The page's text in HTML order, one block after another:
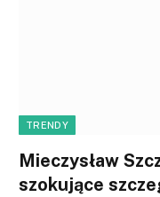
TRENDY
Mieczysław
szokujące